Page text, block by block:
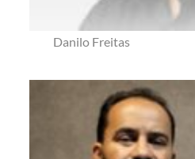
Danilo Freitas